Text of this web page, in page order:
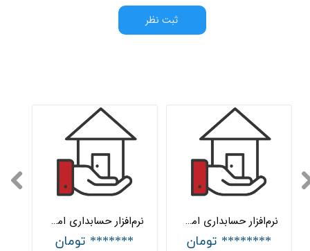
ثبت نظر
نرم‌افزار حسابداری املاک ساده هلو APEX
******* تومان
نرم‌افزار حسابداری املاک پیشرفته هلو APEX
******** تومان